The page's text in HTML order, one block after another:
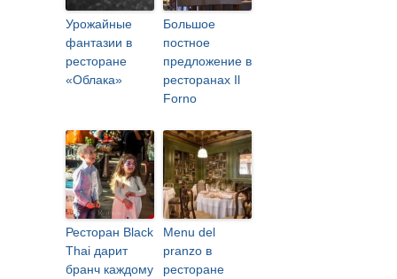
Урожайные
фантазии в
ресторане
«Облака»
Большое
постное
предложение в
ресторанах Il
Forno
Ресторан Black
Thai дарит
бранч каждому
Menu del
pranzo в
ресторане